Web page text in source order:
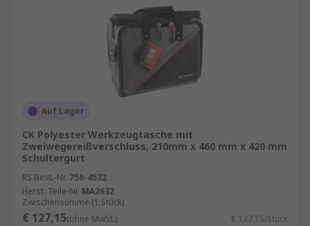
Auf Lager
CK Polyester Werkzeugtasche mit
Zweiwegereißverschluss, 210mm x 460 mm x 420 mm
Schultergurt
RS Best.-Nr. 756-4532
Herst. Teile-Nr. MA2632
Zwischensumme (1 Stück)
€ 127,15(ohne MwSt.) € 127,15/Stück